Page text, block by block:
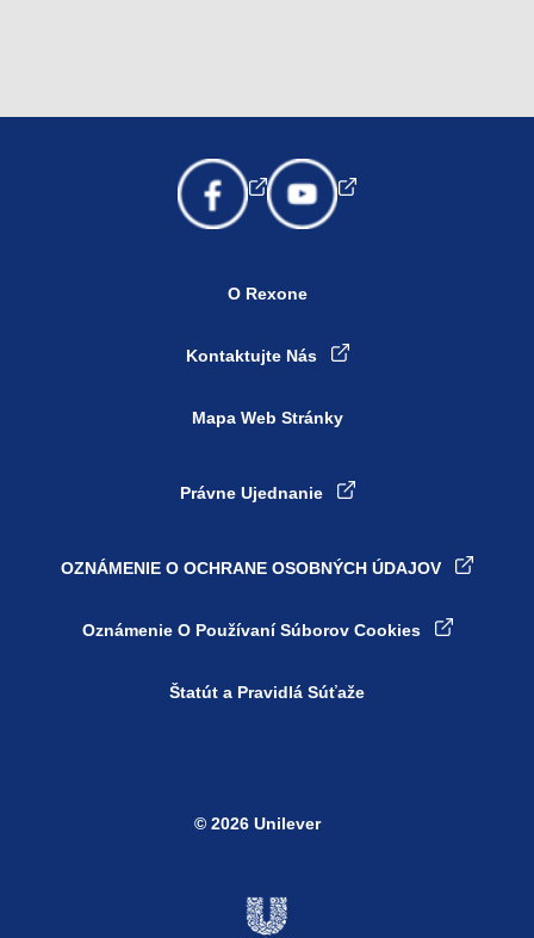
O Rexone
Kontaktujte Nás
Mapa Web Stránky
Právne Ujednanie
OZNÁMENIE O OCHRANE OSOBNÝCH ÚDAJOV
Nastavenia súborov cookie
Oznámenie O Používaní Súborov Cookies